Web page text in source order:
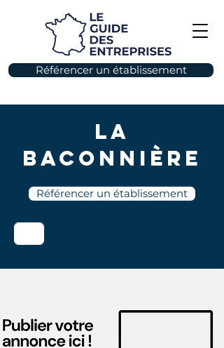
Référencer un établissement
La
Baconnière
Référencer un établissement